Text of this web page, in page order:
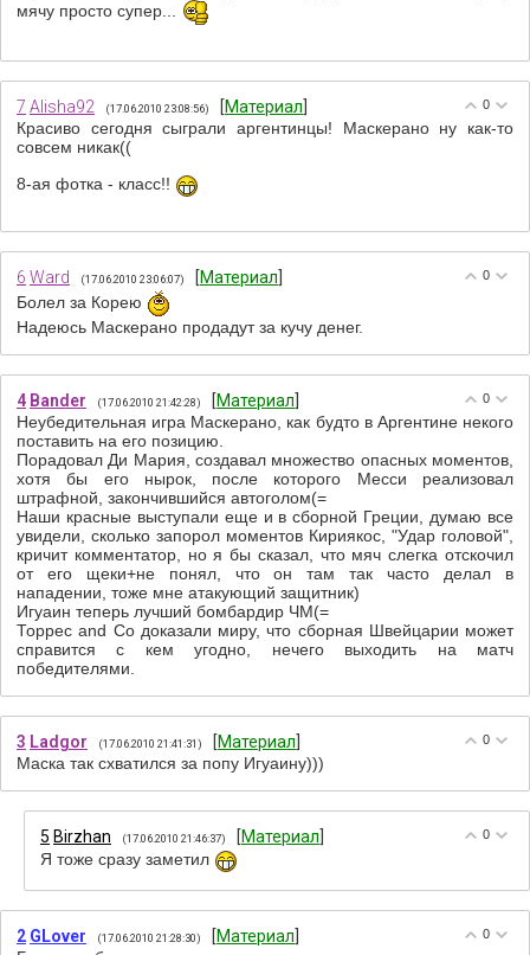
мячу просто супер...
0
7 Alisha92 (17.06.2010 23:08:56) [Материал
Красиво сегодня сыграли аргентинцы! Маскерано ну как-то
совсем никак((
8-ая фотка - класс!!
0
6 Ward (17.06.2010 23:06:07) [Материал
Болел за Корею
Надеюсь Маскерано продадут за кучу денег.
0
4 Bander (17.06.2010 21:42:28) [Материал
Неубедительная игра Маскерано, как будто в Аргентине некого
поставить на его позицию.
Порадовал Ди Мария, создавал множество опасных моментов,
хотя бы его нырок, после которого Месси реализовал
штрафной, закончившийся автоголом(=
Наши красные выступали еще и в сборной Греции, думаю все
увидели, сколько запорол моментов Кириякос, "Удар головой",
кричит комментатор, но я бы сказал, что мяч слегка отскочил
от его щеки+не понял, что он там так часто делал в
нападении, тоже мне атакующий защитник)
Игуаин теперь лучший бомбардир ЧМ(=
Торрес and Co доказали миру, что сборная Швейцарии может
справится с кем угодно, нечего выходить на матч
победителями.
0
3 Ladgor (17.06.2010 21:41:31) [Материал
Маска так схватился за попу Игуаину)))
0
5 Birzhan (17.06.2010 21:46:37) [Материал
Я тоже сразу заметил
0
2 GLover (17.06.2010 21:28:30) [Материал